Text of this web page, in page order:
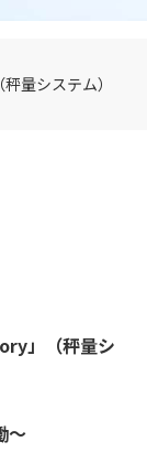
量システム）
」（秤量シ
～